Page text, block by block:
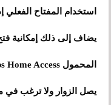
استخدام المفتاح
يضاف إلى ذلك إمكانية
يصل الزوار ولا ترغب في